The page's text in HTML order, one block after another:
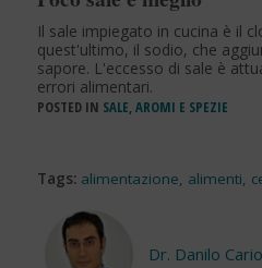
Il sale impiegato in cucina è il
quest'ultimo, il sodio, che
sapore. L'eccesso di sale è
errori alimentari.
POSTED IN SALE, AROMI E SPEZIE
Tags: alimentazione, alimenti,
Dr. Danilo